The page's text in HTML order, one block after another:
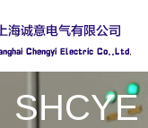
首页
关于我们
新闻中心
SHCYE